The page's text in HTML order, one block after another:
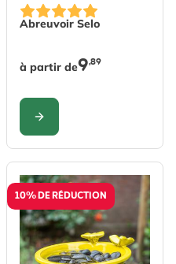
chosen on the
Abreuvoir Selo
The price depends on the
à partir de9,89
CONFIGURER
10% DE RÉDUCTION